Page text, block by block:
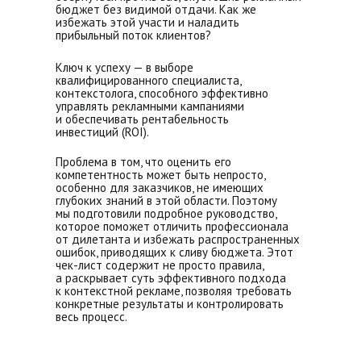
бюджет без видимой отдачи. Как же
избежать этой участи и наладить
прибыльный поток клиентов?
Ключ к успеху — в выборе
квалифицированного специалиста,
контекстолога, способного эффективно
управлять рекламными кампаниями
и обеспечивать рентабельность
инвестиций (ROI).
Проблема в том, что оценить его
компетентность может быть непросто,
особенно для заказчиков, не имеющих
глубоких знаний в этой области. Поэтому
мы подготовили подробное руководство,
которое поможет отличить профессионала
от дилетанта и избежать распространенных
ошибок, приводящих к сливу бюджета. Этот
чек-лист содержит не просто правила,
а раскрывает суть эффективного подхода
к контекстной рекламе, позволяя требовать
конкретные результаты и контролировать
весь процесс.